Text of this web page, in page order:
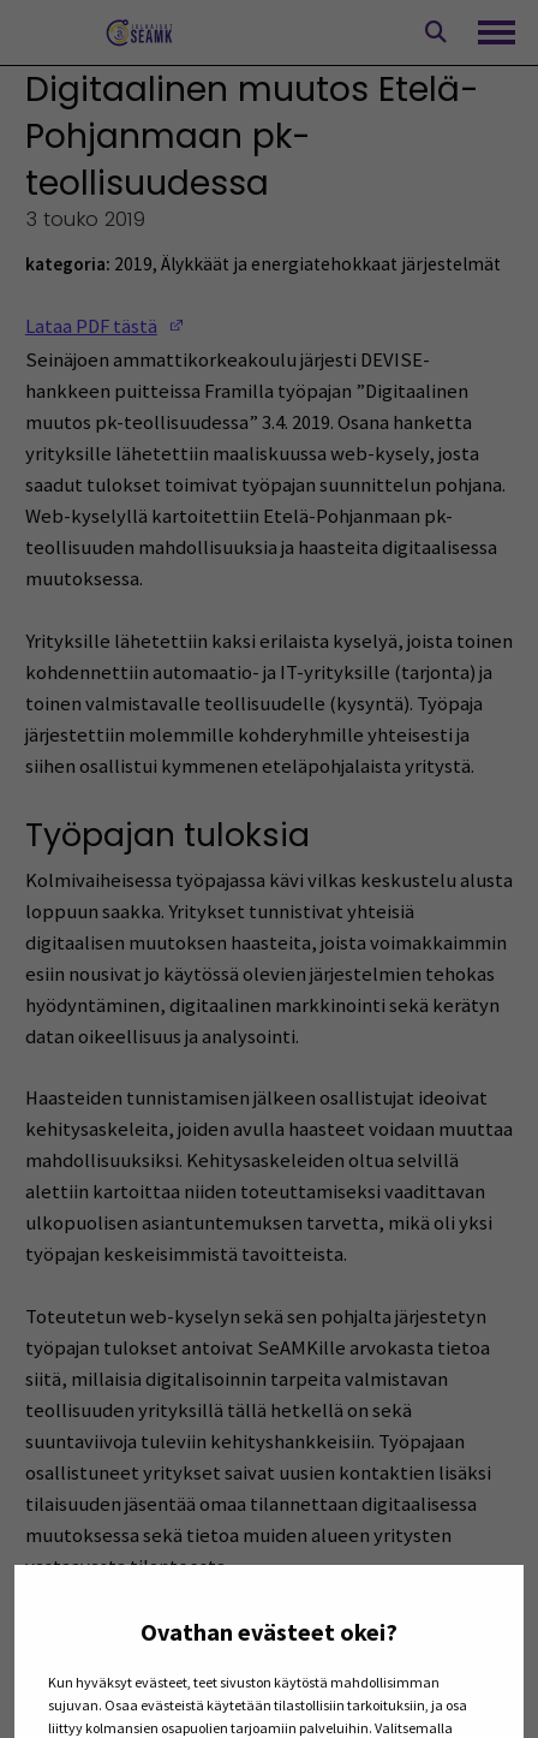
Ovathan evästeet okei?
Kun hyväksyt evästeet, teet sivuston käytöstä mahdollisimman
sujuvan. Osaa evästeistä käytetään tilastollisiin tarkoituksiin, ja osa
liittyy kolmansien osapuolien tarjoamiin palveluihin. Valitsemalla
Digitaalinen muutos Etelä-
Pohjanmaan pk-
teollisuudessa
3 touko 2019
kategoria: 2019, Älykkäät ja energiatehokkaat järjestelmät
Lataa PDF tästä
Seinäjoen ammattikorkeakoulu järjesti DEVISE-
hankkeen puitteissa Framilla työpajan ”Digitaalinen
muutos pk-teollisuudessa” 3.4. 2019. Osana hanketta
yrityksille lähetettiin maaliskuussa web-kysely, josta
saadut tulokset toimivat työpajan suunnittelun pohjana.
Web-kyselyllä kartoitettiin Etelä-Pohjanmaan pk-
teollisuuden mahdollisuuksia ja haasteita digitaalisessa
muutoksessa.
Yrityksille lähetettiin kaksi erilaista kyselyä, joista toinen
kohdennettiin automaatio- ja IT-yrityksille (tarjonta) ja
toinen valmistavalle teollisuudelle (kysyntä). Työpaja
järjestettiin molemmille kohderyhmille yhteisesti ja
siihen osallistui kymmenen eteläpohjalaista yritystä.
Työpajan tuloksia
Kolmivaiheisessa työpajassa kävi vilkas keskustelu alusta
loppuun saakka. Yritykset tunnistivat yhteisiä
digitaalisen muutoksen haasteita, joista voimakkaimmin
esiin nousivat jo käytössä olevien järjestelmien tehokas
hyödyntäminen, digitaalinen markkinointi sekä kerätyn
datan oikeellisuus ja analysointi.
Haasteiden tunnistamisen jälkeen osallistujat ideoivat
kehitysaskeleita, joiden avulla haasteet voidaan muuttaa
mahdollisuuksiksi. Kehitysaskeleiden oltua selvillä
alettiin kartoittaa niiden toteuttamiseksi vaadittavan
ulkopuolisen asiantuntemuksen tarvetta, mikä oli yksi
työpajan keskeisimmistä tavoitteista.
Toteutetun web-kyselyn sekä sen pohjalta järjestetyn
työpajan tulokset antoivat SeAMKille arvokasta tietoa
siitä, millaisia digitalisoinnin tarpeita valmistavan
teollisuuden yrityksillä tällä hetkellä on sekä
suuntaviivoja tuleviin kehityshankkeisiin. Työpajaan
osallistuneet yritykset saivat uusien kontaktien lisäksi
tilaisuuden jäsentää omaa tilannettaan digitaalisessa
muutoksessa sekä tietoa muiden alueen yritysten
vastaavasta tilanteesta.
DEVISE-hanke (Digital tech SMEs at the service of
1.6.2018 ja sen toiminnallinen vaihe päättyy marraskuussa
2020. Hankkeen päätavoitteena on lisätä vuoteen 2021